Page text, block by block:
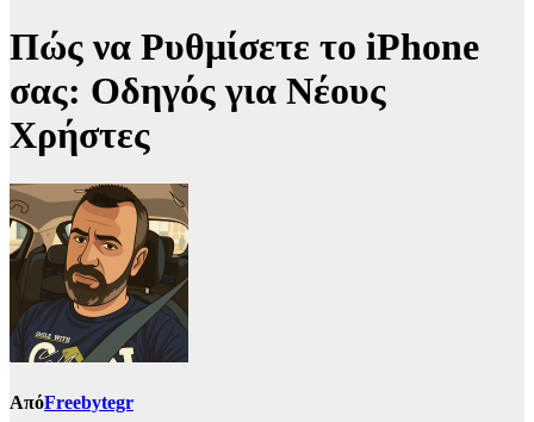
Πώς να Ρυθμίσετε το iPhone
σας: Οδηγός για Νέους
Χρήστες
ΑπόFreebytegr